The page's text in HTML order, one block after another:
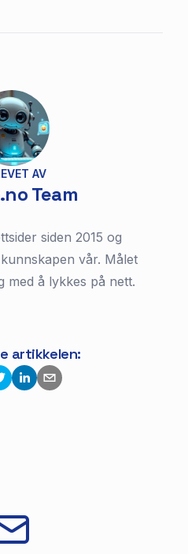
AV
Team
siden 2015 og
vår. Målet
med å lykkes på nett.
artikkelen: